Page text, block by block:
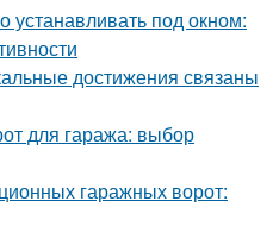
устанавливать под окном:
достижения связаны
для гаража: выбор
гаражных ворот: